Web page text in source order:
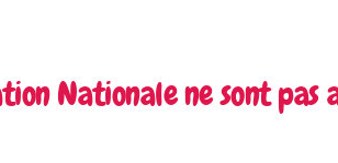
Nationale ne sont